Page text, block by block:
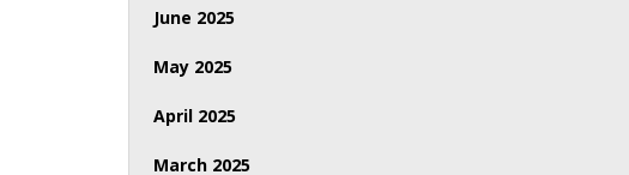
June 2025
May 2025
April 2025
March 2025